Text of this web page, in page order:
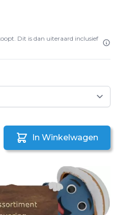
Dit is dan uiteraard inclusief
In Winkelwagen